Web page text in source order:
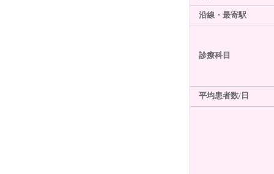
沿線・最寄駅
診療科目
平均患者数/日